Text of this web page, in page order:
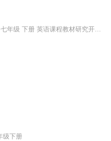
级下册